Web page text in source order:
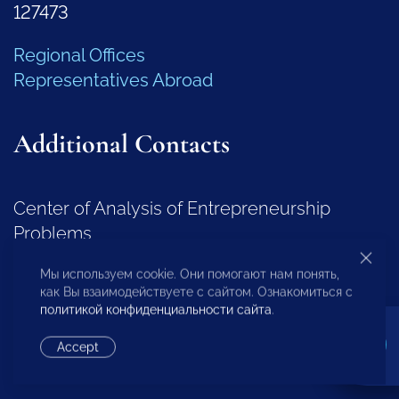
127473
Regional Offices
Representatives Abroad
Additional Contacts
Center of Analysis of Entrepreneurship
Problems
+7 (495) 247-4777
Мы используем cookie. Они помогают нам понять,
как Вы взаимодействуете с сайтом. Ознакомиться с
политикой конфиденциальности сайта.
Accept